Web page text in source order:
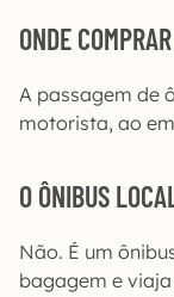
ONDE
A passagem de
motorista, ao
O ÔNIBUS
Não. É um
bagagem e